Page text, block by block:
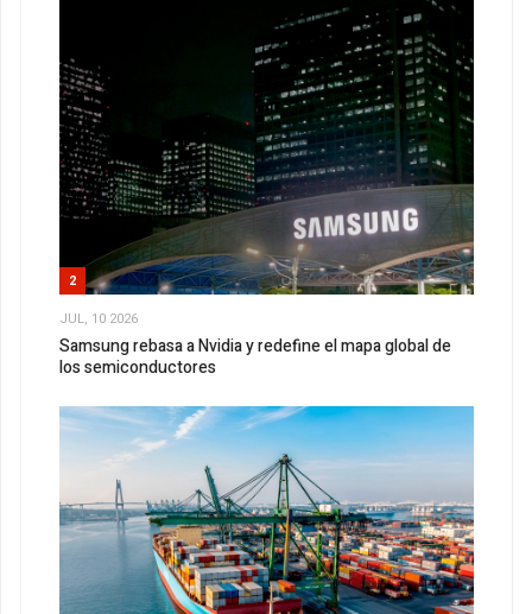
2
JUL, 10 2026
Samsung rebasa a Nvidia y redefine el mapa global de
los semiconductores